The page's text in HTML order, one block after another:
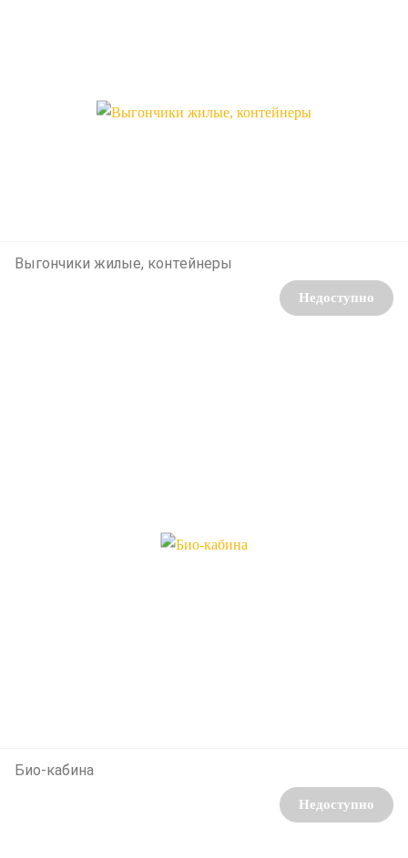
Выгончики жилые, контейнеры
Недоступно
Био-кабина
Недоступно